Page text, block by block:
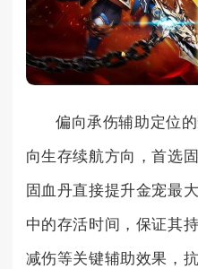
偏向承伤辅助定位
向生存续航方向，首选
固血丹直接提升金宠最
中的存活时间，保证其
减伤等关键辅助效果，